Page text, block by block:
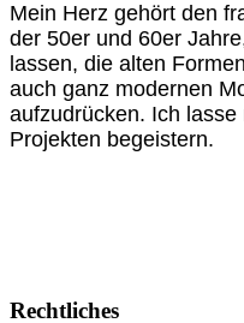
Mein Herz gehört den
der 50er und 60er
lassen, die alten
auch ganz modernen
aufzudrücken. Ich
Projekten begeistern.
Rechtliches